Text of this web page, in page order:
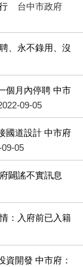
台中市政府
、永不錄用、沒
個月內停聘 中市
09-05
國道設計 中市府
09-05
闢謠不實訊息
：入府前已入籍
資開發 中市府：